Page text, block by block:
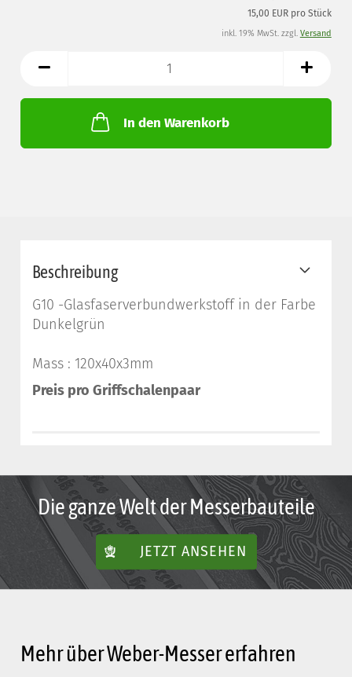
15,00 EUR pro Stück
inkl. 19% MwSt. zzgl. Versand
In den Warenkorb
Beschreibung
G10 -Glasfaserverbundwerkstoff in der Farbe
Dunkelgrün
Mass : 120x40x3mm
Preis pro Griffschalenpaar
Die ganze Welt der Messerbauteile
JETZT ANSEHEN
Mehr über Weber-Messer erfahren